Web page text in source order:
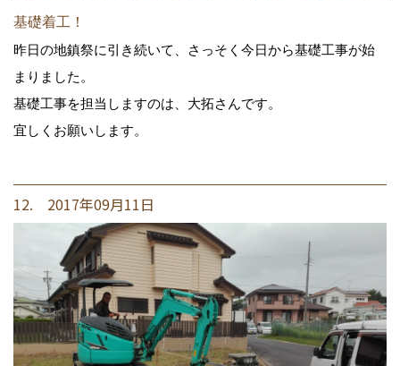
基礎着工！
昨日の地鎮祭に引き続いて、さっそく今日から基礎工事が始
まりました。
基礎工事を担当しますのは、大拓さんです。
宜しくお願いします。
12. 2017年09月11日